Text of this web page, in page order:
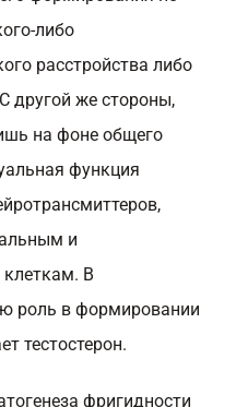
либо
расстройства либо
другой же стороны,
на фоне общего
функция
и
В
роль в формировании
тестостерон.
фригидности